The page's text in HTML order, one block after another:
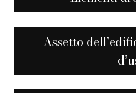
Assetto